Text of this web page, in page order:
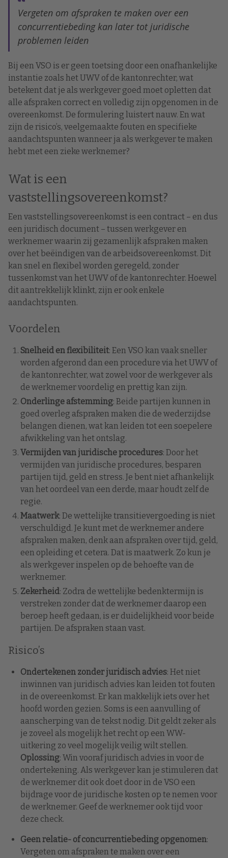
Vergeten om afspraken te maken over een
concurrentiebeding kan later tot juridische
problemen leiden
Bij een VSO is er geen toetsing door een onafhankelijke
instantie zoals het UWV of de kantonrechter, wat
betekent dat je als werkgever goed moet opletten dat
alle afspraken correct en volledig zijn opgenomen in de
overeenkomst. De formulering luistert nauw. En wat
zijn de risico’s, veelgemaakte fouten en specifieke
aandachtspunten wanneer ja als werkgever te maken
hebt met een zieke werknemer?
Wat is een
vaststellingsovereenkomst?
Een vaststellingsovereenkomst is een contract – en dus
een juridisch document – tussen werkgever en
werknemer waarin zij gezamenlijk afspraken maken
over het beëindigen van de arbeidsovereenkomst. Dit
kan snel en flexibel worden geregeld, zonder
tussenkomst van het UWV of de kantonrechter. Hoewel
dit aantrekkelijk klinkt, zijn er ook enkele
aandachtspunten.
Voordelen
Snelheid en flexibiliteit: Een VSO kan vaak sneller
worden afgerond dan een procedure via het UWV of
de kantonrechter, wat zowel voor de werkgever als
de werknemer voordelig en prettig kan zijn.
Onderlinge afstemming: Beide partijen kunnen in
goed overleg afspraken maken die de wederzijdse
belangen dienen, wat kan leiden tot een soepelere
afwikkeling van het ontslag.
Vermijden van juridische procedures: Door het
vermijden van juridische procedures, besparen
partijen tijd, geld en stress. Je bent niet afhankelijk
van het oordeel van een derde, maar houdt zelf de
regie.
Maatwerk: De wettelijke transitievergoeding is niet
verschuldigd. Je kunt met de werknemer andere
afspraken maken, denk aan afspraken over tijd, geld,
een opleiding et cetera. Dat is maatwerk. Zo kun je
als werkgever inspelen op de behoefte van de
werknemer.
Zekerheid: Zodra de wettelijke bedenktermijn is
verstreken zonder dat de werknemer daarop een
beroep heeft gedaan, is er duidelijkheid voor beide
partijen. De afspraken staan vast.
Risico’s
Ondertekenen zonder juridisch advies: Het niet
inwinnen van juridisch advies kan leiden tot fouten
in de overeenkomst. Er kan makkelijk iets over het
hoofd worden gezien. Soms is een aanvulling of
aanscherping van de tekst nodig. Dit geldt zeker als
je zoveel als mogelijk het recht op een WW-
uitkering zo veel mogelijk veilig wilt stellen.
Oplossing: Win vooraf juridisch advies in voor de
ondertekening. Als werkgever kan je stimuleren dat
de werknemer dit ook doet door in de VSO een
bijdrage voor de juridische kosten op te nemen voor
de werknemer. Geef de werknemer ook tijd voor
deze check.
Geen relatie- of concurrentiebeding opgenomen:
Vergeten om afspraken te maken over een